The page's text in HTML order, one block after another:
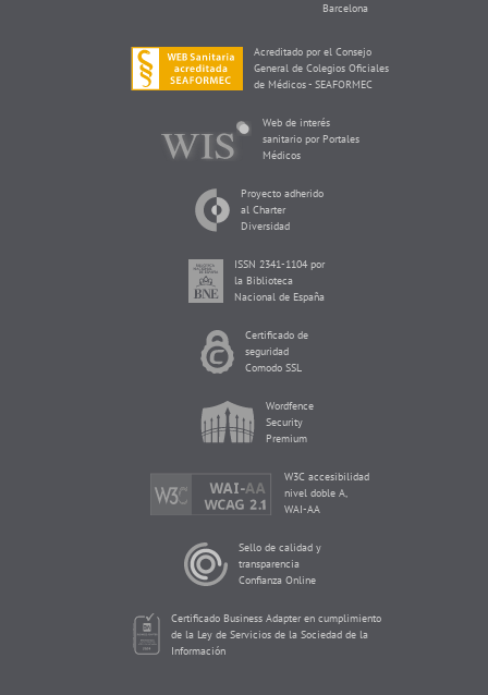
Barcelona
Acreditado por el Consejo
General de Colegios Oficiales
de Médicos - SEAFORMEC
Web de interés
sanitario por Portales
Médicos
Proyecto adherido
al Charter
Diversidad
ISSN 2341-1104 por
la Biblioteca
Nacional de España
Certificado de
seguridad
Comodo SSL
Wordfence
Security
Premium
W3C accesibilidad
nivel doble A,
WAI-AA
Sello de calidad y
transparencia
Confianza Online
Certificado Business Adapter en cumplimiento
de la Ley de Servicios de la Sociedad de la
Información